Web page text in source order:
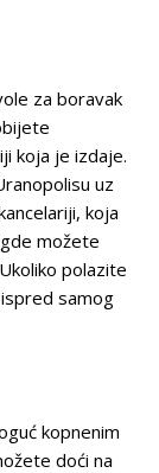
za boravak
koja je izdaje.
uz
koja
možete
polazite
samog
kopnenim
doći na